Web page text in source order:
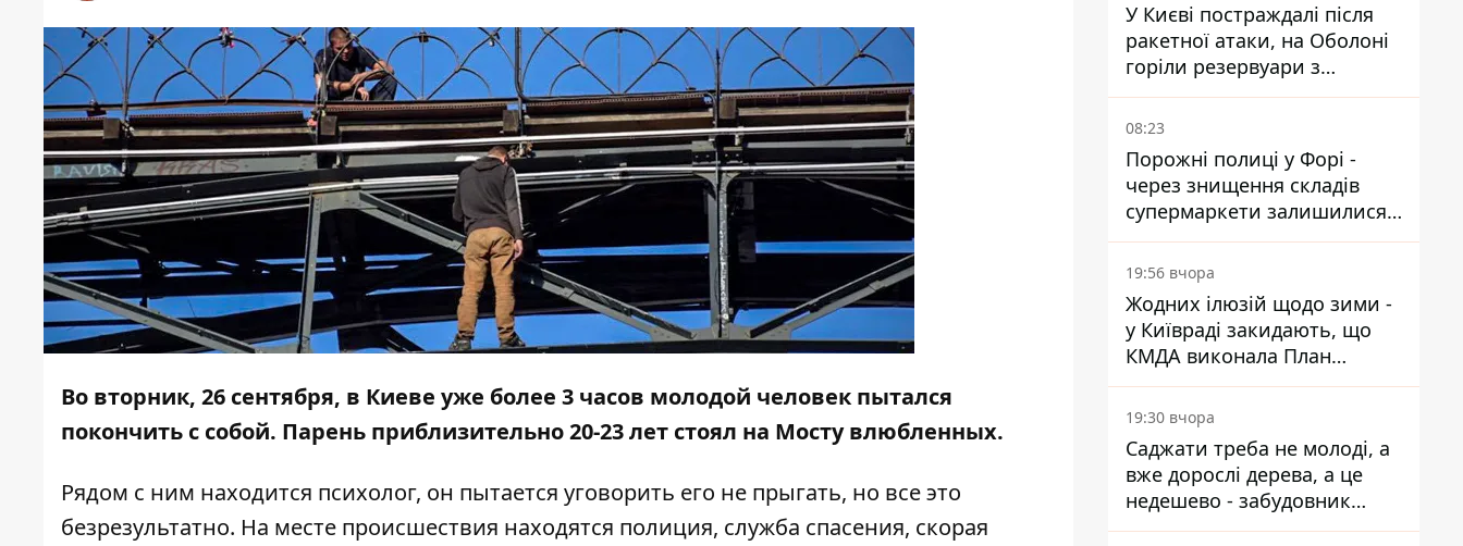
Во вторник, 26 сентября, в Киеве уже более 3 часов молодой человек пытался
покончить с собой. Парень приблизительно 20-23 лет стоял на Мосту влюбленных.
Рядом с ним находится психолог, он пытается уговорить его не прыгать, но все это
безрезультатно. На месте происшествия находятся полиция, служба спасения, скорая
У Києві постраждалі після
ракетної атаки, на Оболоні
горіли резервуари з
паливом
08:23
Порожні полиці у Форі -
через знищення складів
супермаркети залишилися
без асортименту
19:56 вчора
Жодних ілюзій щодо зими -
у Київраді закидають, що
КМДА виконала План
стійкості на 20%
19:30 вчора
Саджати треба не молоді, а
вже дорослі дерева, а це
недешево - забудовник
Ніконов